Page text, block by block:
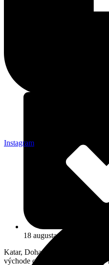
Instagram
18 augusta, 2019
Katar, Doha Jedno z
východe otvorili v Katare minulý